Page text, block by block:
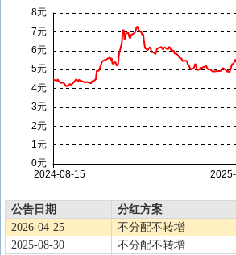
公告日期 分红方案
2026-04-25
不分配不转增
2025-08-30
不分配不转增